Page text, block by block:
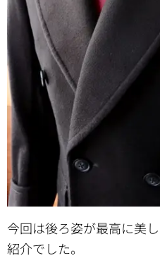
今回は後ろ姿が最高に美
紹介でした。